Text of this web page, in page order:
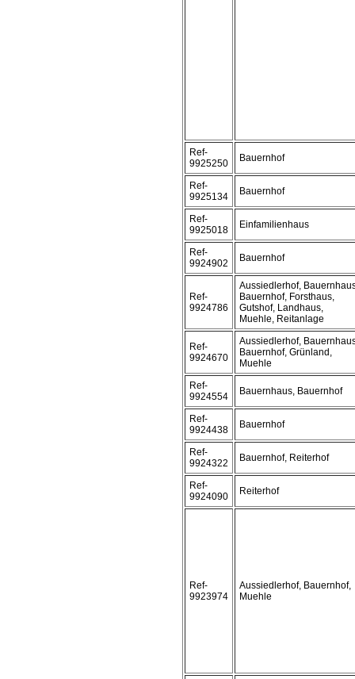
Ref-
9925250
Bauernhof
Ref-
9925134
Bauernhof
Ref-
9925018
Einfamilienhaus
Ref-
9924902
Bauernhof
Ref-
9924786
Aussiedlerhof,
Bauernhof, Forsthaus,
Gutshof, Landhaus,
Muehle, Reitanlage
Ref-
9924670
Aussiedlerhof,
Bauernhof, Grünland,
Muehle
Ref-
9924554
Bauernhaus, Bauernhof
Ref-
9924438
Bauernhof
Ref-
9924322
Bauernhof, Reiterhof
Ref-
9924090
Reiterhof
Ref-
9923974
Aussiedlerhof, Bauernhof,
Muehle